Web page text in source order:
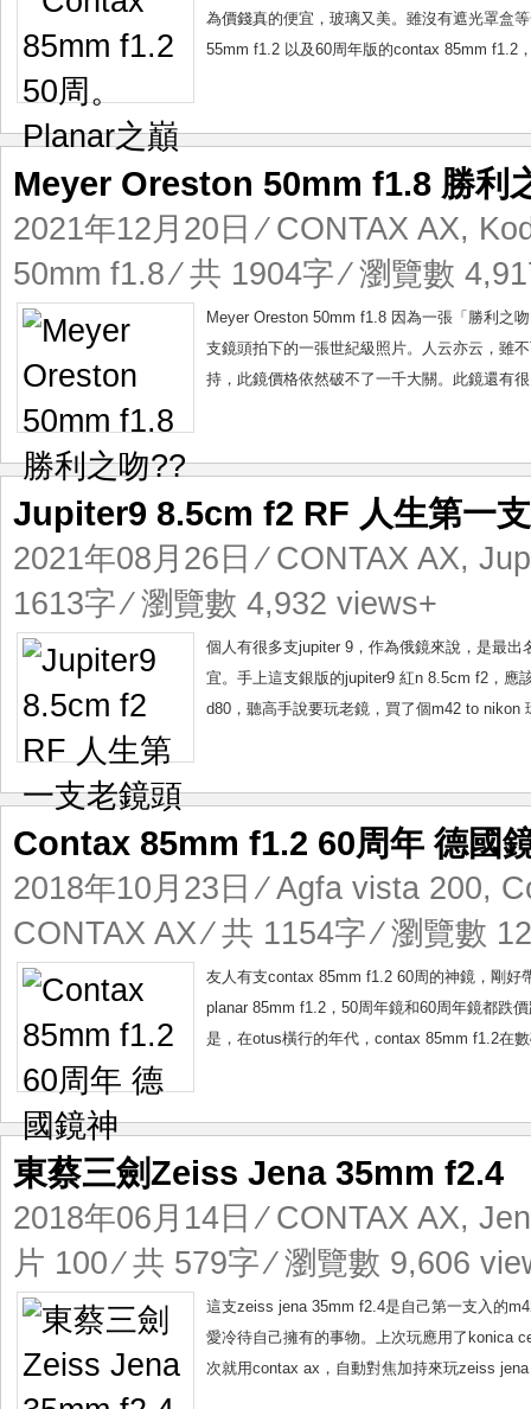
為價錢真的便宜，玻璃又美。雖沒有遮光罩盒
55mm f1.2 以及60周年版的contax 85mm f1.2
Meyer Oreston 50mm f1.8 勝利
2021年12月20日 ⁄ CONTAX AX,
50mm f1.8⁄ 共 1904字 ⁄ 瀏覽數
Meyer Oreston 50mm f1.8 因為一張「勝利之
支鏡頭拍下的一張世紀級照片。人云亦云，雖
持，此鏡價格依然破不了一千大關。此鏡還有
Jupiter9 8.5cm f2 RF 人生第一
2021年08月26日 ⁄ CONTAX AX,
1613字 ⁄ 瀏覽數 4,932 views+
個人有很多支jupiter 9，作為俄鏡來說，是最
宜。手上這支銀版的jupiter9 紅n 8.5cm f2，應
d80，聽高手說要玩老鏡，買了個m42 to nikon
Contax 85mm f1.2 60周年 德國
2018年10月23日 ⁄Agfa vista 200,
CONTAX AX⁄ 共 1154字 ⁄ 瀏覽數
友人有支contax 85mm f1.2 60周的神鏡，剛
planar 85mm f1.2，50周年鏡和60周年鏡都跌
是，在otus橫行的年代，contax 85mm f1.2在
東蔡三劍Zeiss Jena 35mm f2.4
2018年06月14日 ⁄ CONTAX AX,
片 100⁄ 共 579字 ⁄ 瀏覽數 9,606
這支zeiss jena 35mm f2.4是自己第一支入的
愛冷待自己擁有的事物。上次玩應用了konica
次就用contax ax，自動對焦加持來玩zeiss